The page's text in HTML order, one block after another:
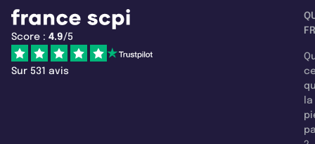
Score : 4.9/5
Sur 531 avis
la